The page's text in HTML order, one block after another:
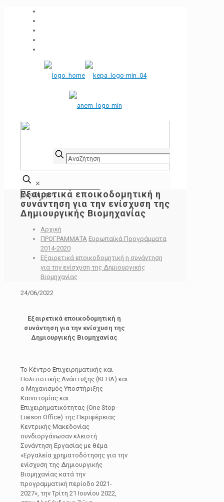
✕
Εξαιρετικά εποικοδομητική η
συνάντηση για την ενίσχυση της
Δημιουργικής Βιομηχανίας
Αρχική
ΠΡΟΓΡΑΜΜΑΤΑ Ευρωπαϊκά Προγράμματα
2014-2020
Εξαιρετικά εποικοδομητική η συνάντηση
για την ενίσχυση της Δημιουργικής
Βιομηχανίας
24/06/2022
Εξαιρετικά εποικοδομητική η
συνάντηση για την ενίσχυση της
Δημιουργικής Βιομηχανίας
Το Κέντρο Επιχειρηματικής και
Πολιτιστικής Ανάπτυξης (ΚΕΠΑ) και
ο Μηχανισμός Υποστήριξης
Καινοτομίας και
Επιχειρηματικότητας (One Stop
Liaison Office) της Περιφέρειας
Κεντρικής Μακεδονίας
συνδιοργάνωσαν κλειστή
Συνάντηση Εργασίας με θέμα
«Εργαλεία χρηματοδότησης για την
ενίσχυση της Δημιουργικής
Βιομηχανίας κατά την
προγραμματική περίοδο 2021-
2027», την Τρίτη 21 Ιουνίου 2022,